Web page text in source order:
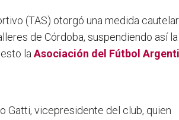
(TAS) otorgó una medida
de Córdoba, suspendiendo así la
laAsociación del Fútbol
Gatti, vicepresidente del club, quien